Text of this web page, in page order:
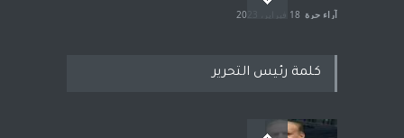
آراء حرة 18 فبراير، 2023
بعد معارك قضائية طاحنة كتب
كلمة رئيس التحرير